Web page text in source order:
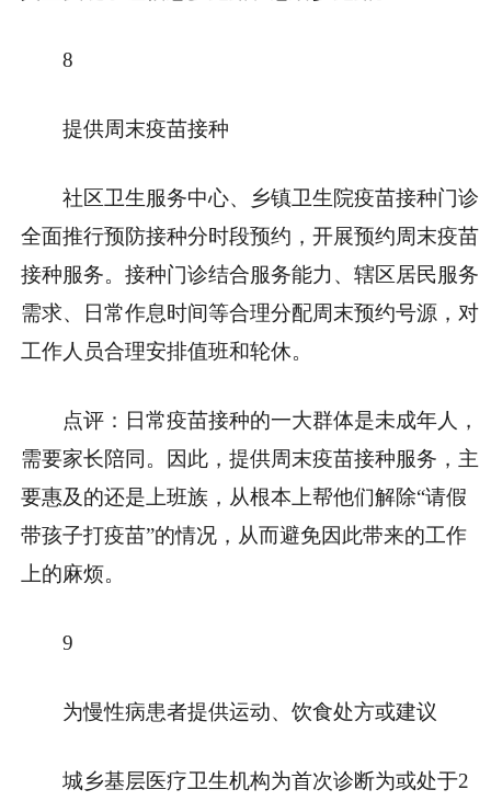
8
提供周末疫苗接种
社区卫生服务中心、乡镇卫生院疫苗接种门诊
全面推行预防接种分时段预约，开展预约周末疫苗
接种服务。接种门诊结合服务能力、辖区居民服务
需求、日常作息时间等合理分配周末预约号源，对
工作人员合理安排值班和轮休。
点评：日常疫苗接种的一大群体是未成年人，
需要家长陪同。因此，提供周末疫苗接种服务，主
要惠及的还是上班族，从根本上帮他们解除“请假
带孩子打疫苗”的情况，从而避免因此带来的工作
上的麻烦。
9
为慢性病患者提供运动、饮食处方或建议
城乡基层医疗卫生机构为首次诊断为或处于2